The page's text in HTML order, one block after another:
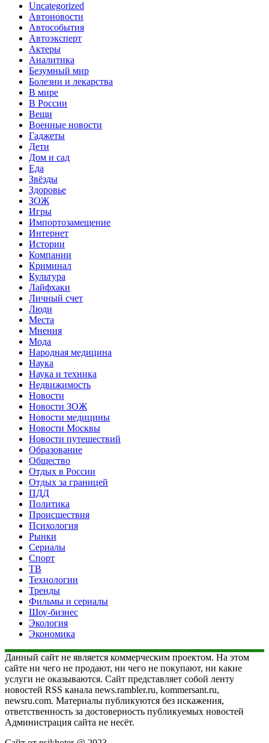
Uncategorized
Автоновости
Автособытия
Автоэксперт
Актеры
Аналитика
Безумный мир
Болезни и лекарства
В мире
В России
Вещи
Военные новости
Гаджеты
Дети
Дом и сад
Еда
Звёзды
Здоровье
ЗОЖ
Игры
Импортозамещение
Интернет
Истории
Компании
Криминал
Культура
Лайфхаки
Личный счет
Люди
Места
Мнения
Мода
Народная медицина
Наука
Наука и техника
Недвижимость
Новости
Новости ЗОЖ
Новости медицины
Новости Москвы
Новости путешествий
Образование
Общество
Отдых в России
Отдых за границей
ПДД
Политика
Происшествия
Психология
Рынки
Сериалы
Спорт
ТВ
Технологии
Тренды
Фильмы и сериалы
Шоу-бизнес
Экология
Экономика
Данный сайт не является коммерческим проектом. На этом
сайте ни чего не продают, ни чего не покупают, ни какие
услуги не оказываются. Сайт представляет собой ленту
новостей RSS канала news.rambler.ru, kommersant.ru,
newsru.com. Материалы публикуются без искажения,
ответственность за достоверность публикуемых новостей
Администрация сайта не несёт.